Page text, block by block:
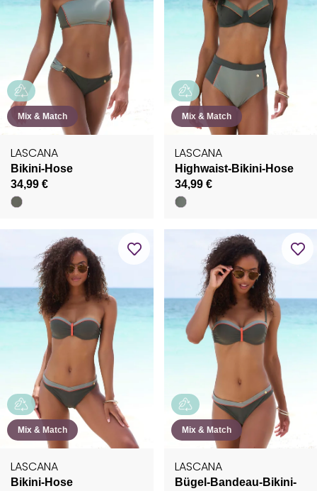
Mix & Match
LASCANA
Bikini-Hose
34,99 €
Mix & Match
LASCANA
Highwaist-Bikini-Hose
34,99 €
Mix & Match
LASCANA
Bikini-Hose
Mix & Match
LASCANA
Bügel-Bandeau-Bikini-